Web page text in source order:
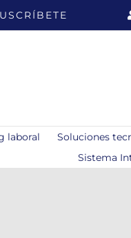
laboral Soluciones
Sistema